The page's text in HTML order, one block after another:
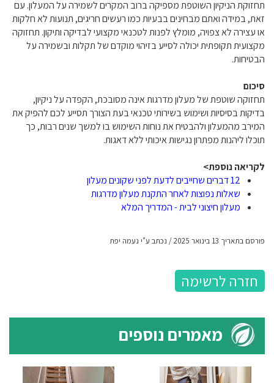
תחזוקת הניקיון השוטפת מספיקה ברוב המקרים לשמירה על המעלון. עם
זאת, במידה ואתם מבחינים בבעיות כמו רעשים חריגים, תנועות לא חלקות
או עצירה לא צפויה, מומלץ לפנות לטכנאי מקצועי לבדיקה ותיקון. תחזוקה
מקצועית תקופתית יכולה לסייע בזיהוי מוקדם של תקלות ובשמירה על
הבטיחות.
סיכום
תחזוקה שוטפת של מעלון מדרגות אינה מסובכת, הקפדה על ניקיון,
בדיקות בסיסיות ושימוש בשירותי טכנאי בעת הצורך תסייע לכם להפיק את
המירב מהמעלון ולהבטיח את נוחות השימוש בו למשך שנים רבות, כך
תוכלו ליהנות מפתרון נגישות איכותי ללא דאגות.
לקריאה נוספת>
12 דברים שחייבים לדעת לפני שקונים מעלון
שאלות נפוצות לאחר התקנת מעלון מדרגות
מעלון חיצוני לבית - המדריך המלא
פורסם בתאריך 13 בינואר 2025 / נכתב ע"י נעמה יפת
חזרה לרשימה
מאמרים נוספים